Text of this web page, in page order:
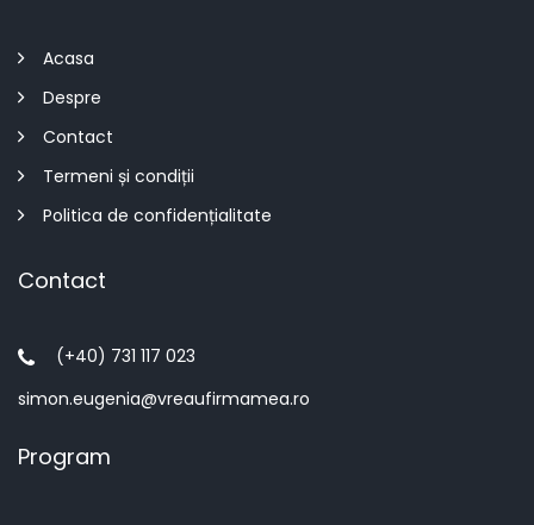
Acasa
Despre
Contact
Termeni și condiții
Politica de confidențialitate
Contact
(+40) 731 117 023
simon.eugenia@vreaufirmamea.ro
Program